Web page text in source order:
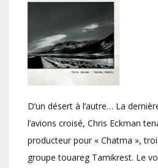
D’un désert à l’autre… La
l’avions croisé, Chris Eckman
producteur pour « Chatma »,
groupe touareg Tamikrest. Le